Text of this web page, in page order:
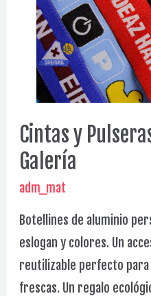
Cintas y
Galería
adm_mat
Botellines de aluminio
eslogan y colores. Un
reutilizable perfecto para
frescas. Un regalo